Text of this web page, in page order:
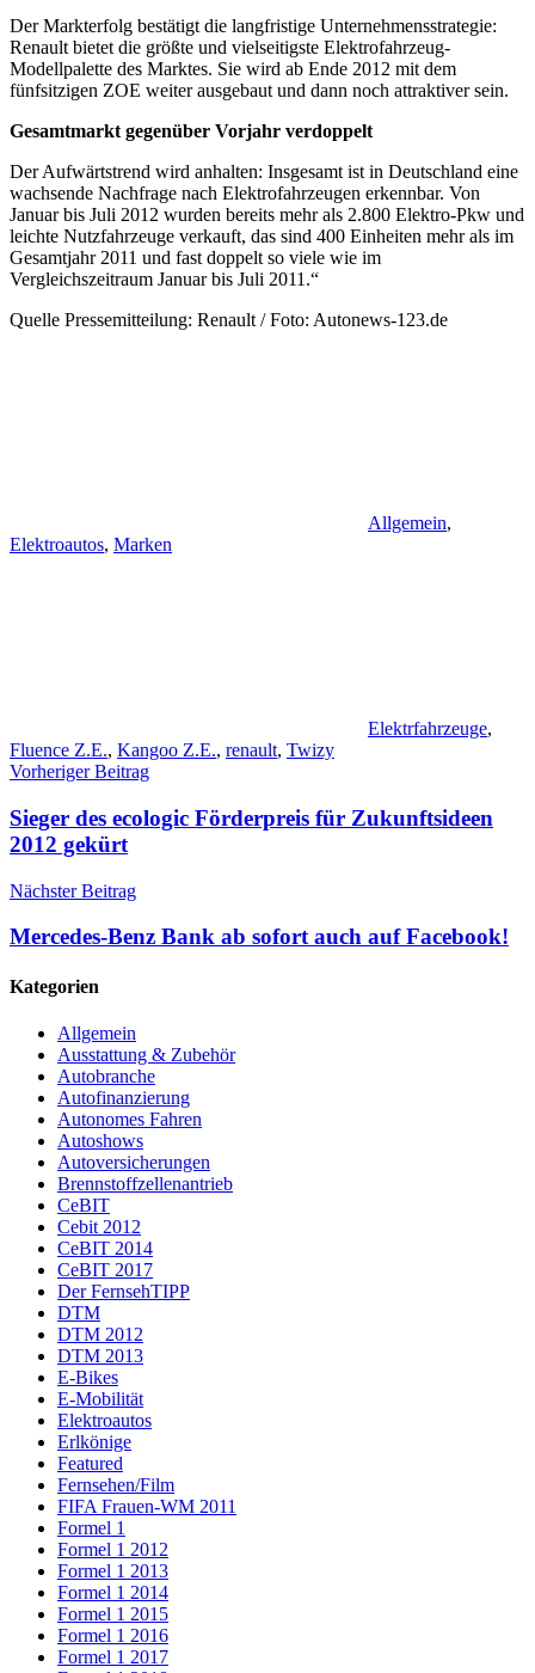
Der Markterfolg bestätigt die langfristige Unternehmensstrategie:
Renault bietet die größte und vielseitigste Elektrofahrzeug-
Modellpalette des Marktes. Sie wird ab Ende 2012 mit dem
fünfsitzigen ZOE weiter ausgebaut und dann noch attraktiver sein.
Gesamtmarkt gegenüber Vorjahr verdoppelt
Der Aufwärtstrend wird anhalten: Insgesamt ist in Deutschland eine
wachsende Nachfrage nach Elektrofahrzeugen erkennbar. Von
Januar bis Juli 2012 wurden bereits mehr als 2.800 Elektro-Pkw und
leichte Nutzfahrzeuge verkauft, das sind 400 Einheiten mehr als im
Gesamtjahr 2011 und fast doppelt so viele wie im
Vergleichszeitraum Januar bis Juli 2011.“
Quelle Pressemitteilung: Renault / Foto: Autonews-123.de
Allgemein,
Elektroautos, Marken
Elektrfahrzeuge,
Fluence Z.E., Kangoo Z.E., renault, Twizy
Beitragsnavigation
Vorheriger Beitrag
Sieger des ecologic Förderpreis für Zukunftsideen
2012 gekürt
Nächster Beitrag
Mercedes-Benz Bank ab sofort auch auf Facebook!
Kategorien
Allgemein
Ausstattung & Zubehör
Autobranche
Autofinanzierung
Autonomes Fahren
Autoshows
Autoversicherungen
Brennstoffzellenantrieb
CeBIT
Cebit 2012
CeBIT 2014
CeBIT 2017
Der FernsehTIPP
DTM
DTM 2012
DTM 2013
E-Bikes
E-Mobilität
Elektroautos
Erlkönige
Featured
Fernsehen/Film
FIFA Frauen-WM 2011
Formel 1
Formel 1 2012
Formel 1 2013
Formel 1 2014
Formel 1 2015
Formel 1 2016
Formel 1 2017